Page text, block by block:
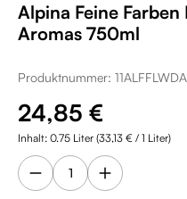
Alpina Feine
Aromas 750ml
Produktnummer:
Regulärer Preis:
24,85 €
Inhalt: 0.75 Liter (33,13 € / 1 Liter)